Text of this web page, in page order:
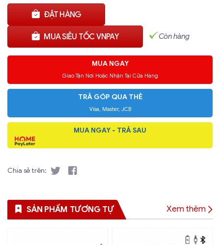
ĐẶT HÀNG
MUA SIÊU TỐC VNPAY Còn hàng
MUA NGAY
Giao Tận Nơi Hoặc Nhận Tại Cửa Hàng
TRẢ GÓP QUA THẺ
Visa, Master, JCB
MUA NGAY - TRẢ SAU
Chia sẻ trên:
SẢN PHẨM TƯƠNG TỰ Xem thêm